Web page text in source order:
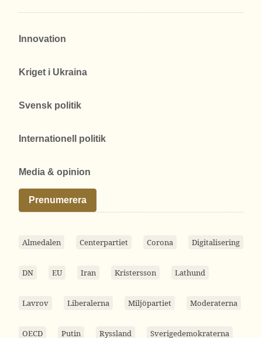
Innovation
Kriget i Ukraina
Svensk politik
Internationell politik
Media & opinion
Prenumerera
Almedalen Centerpartiet Corona Digitalisering
DN EU Iran Kristersson Lathund
Lavrov Liberalerna Miljöpartiet Moderaterna
OECD Putin Ryssland Sverigedemokraterna